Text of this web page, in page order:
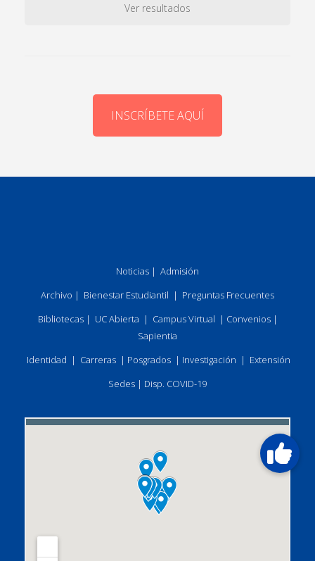
Ver resultados
INSCRÍBETE AQUÍ
Noticias | Admisión
Archivo | Bienestar Estudiantil | Preguntas Frecuentes
Bibliotecas| UC Abierta | Campus Virtual | Convenios|
Sapientia
Identidad | Carreras | Posgrados | Investigación | Extensión
Sedes | Disp. COVID-19